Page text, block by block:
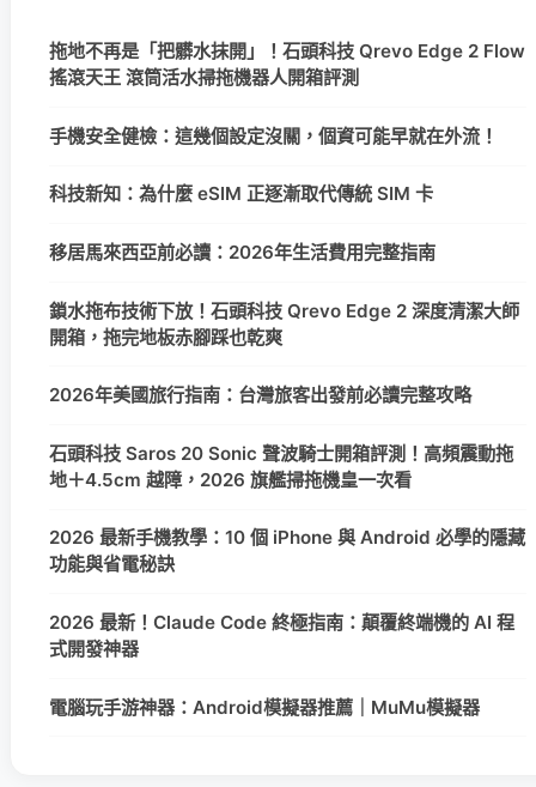
拖地不再是「把髒水抹開」！石頭科技 Qrevo Edge 2 Flow
搖滾天王 滾筒活水掃拖機器人開箱評測
手機安全健檢：這幾個設定沒關，個資可能早就在外流！
科技新知：為什麼 eSIM 正逐漸取代傳統 SIM 卡
移居馬來西亞前必讀：2026年生活費用完整指南
鎖水拖布技術下放！石頭科技 Qrevo Edge 2 深度清潔大師
開箱，拖完地板赤腳踩也乾爽
2026年美國旅行指南：台灣旅客出發前必讀完整攻略
石頭科技 Saros 20 Sonic 聲波騎士開箱評測！高頻震動拖
地＋4.5cm 越障，2026 旗艦掃拖機皇一次看
2026 最新手機教學：10 個 iPhone 與 Android 必學的隱藏
功能與省電秘訣
2026 最新！Claude Code 終極指南：顛覆終端機的 AI 程
式開發神器
電腦玩手游神器：Android模擬器推薦｜MuMu模擬器